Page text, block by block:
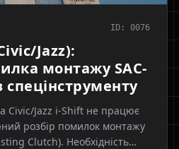
ID: 0076
Jazz):
монтажу SAC-
Civic/Jazz i-Shift не працює
розбір помилок монтажу
Clutch). Необхідність